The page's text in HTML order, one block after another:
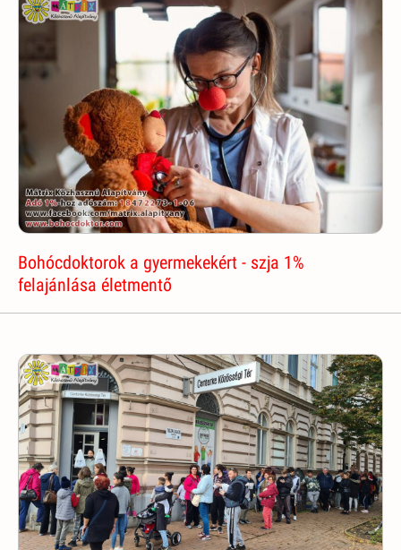
Bohócdoktorok a gyermekekért - szja 1%
felajánlása életmentő